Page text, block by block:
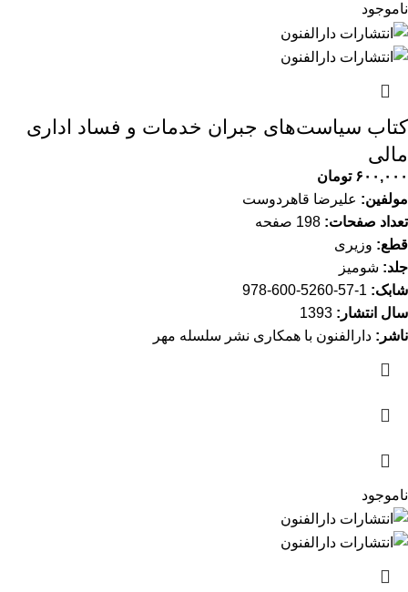
ناموجود
کتاب سیاست‌های جبران خدمات و فساد اداری
مالی
۶۰۰,۰۰۰ تومان
مولفین: علیرضا قاهردوست
تعداد صفحات:
قطع: وزیری
جلد: شومیز
شابک:
سال انتشار:
ناشر: دارالفنون با همکاری نشر سلسله مهر
ناموجود